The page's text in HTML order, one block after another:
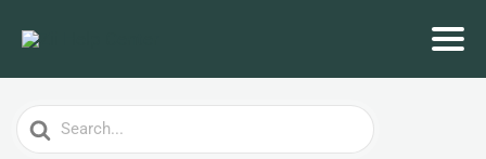
Search
For